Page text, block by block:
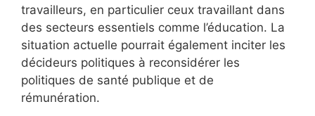
travailleurs, en particulier ceux travaillant dans
des secteurs essentiels comme l’éducation. La
situation actuelle pourrait également inciter les
décideurs politiques à reconsidérer les
politiques de santé publique et de
rémunération.